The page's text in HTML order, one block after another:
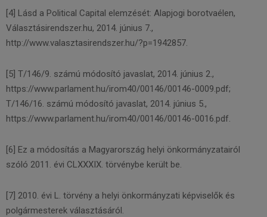
[4] Lásd a Political Capital elemzését: Alapjogi borotvaélen,
Választásirendszer.hu, 2014. június 7.,
http://www.valasztasirendszer.hu/?p=1942857.
[5] T/146/9. számú módosító javaslat, 2014. június 2.,
https://www.parlament.hu/irom40/00146/00146-0009.pdf;
T/146/16. számú módosító javaslat, 2014. június 5.,
https://www.parlament.hu/irom40/00146/00146-0016.pdf.
[6] Ez a módosítás a Magyarország helyi önkormányzatairól
szóló 2011. évi CLXХХIX. törvénybe került be.
[7] 2010. évi L. törvény a helyi önkormányzati képviselők és
polgármesterek választásáról.